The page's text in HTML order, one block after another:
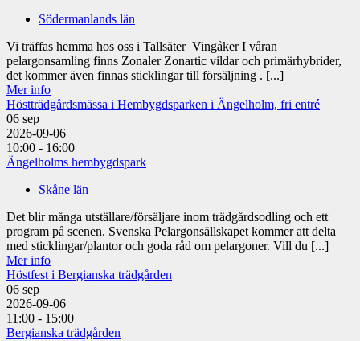
Södermanlands län
Vi träffas hemma hos oss i Tallsäter Vingåker I våran
pelargonsamling finns Zonaler Zonartic vildar och primärhybrider,
det kommer även finnas sticklingar till försäljning . [...]
Mer info
Höstträdgårdsmässa i Hembygdsparken i Ängelholm, fri entré
06 sep
2026-09-06
10:00 - 16:00
Ängelholms hembygdspark
Skåne län
Det blir många utställare/försäljare inom trädgårdsodling och ett
program på scenen. Svenska Pelargonsällskapet kommer att delta
med sticklingar/plantor och goda råd om pelargoner. Vill du [...]
Mer info
Höstfest i Bergianska trädgården
06 sep
2026-09-06
11:00 - 15:00
Bergianska trädgården